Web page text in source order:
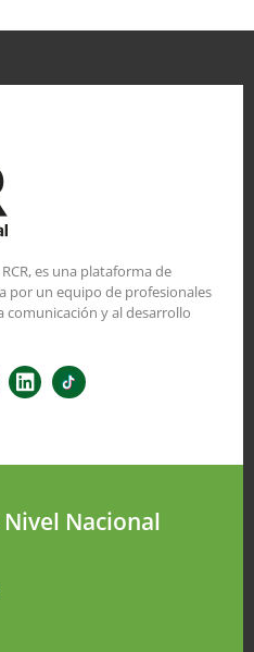
es una plataforma de
por un equipo de profesionales
comunicación y al desarrollo
Nivel Nacional